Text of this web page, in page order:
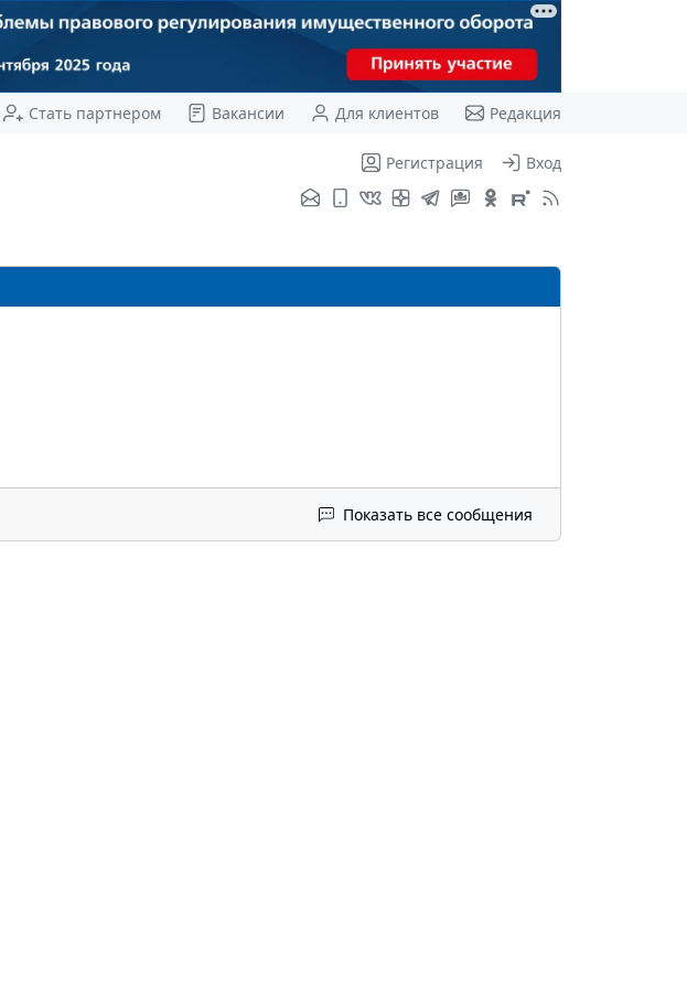
Стать партнером Вакансии Для клиентов Редакция
Регистрация Вход
Показать все сообщения